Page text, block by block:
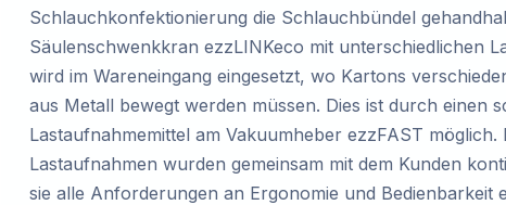
Schlauchkonfektionierung die Schlauchbündel
Säulenschwenkkran ezzLINKeco mit unterschiedlichen
wird im Wareneingang eingesetzt, wo Kartons
aus Metall bewegt werden müssen. Dies ist durch einen
Lastaufnahmemittel am Vakuumheber ezzFAST möglich.
Lastaufnahmen wurden gemeinsam mit dem Kunden
sie alle Anforderungen an Ergonomie und Bedienbarkeit